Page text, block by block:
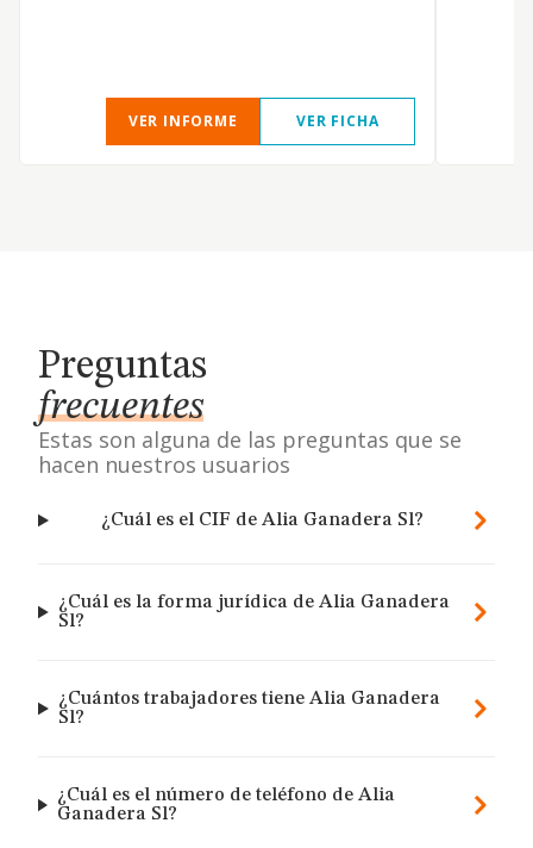
VER INFORME VER FICHA
Preguntas
frecuentes
Estas son alguna de las preguntas que se
hacen nuestros usuarios
¿Cuál es el CIF de Alia Ganadera Sl?
¿Cuál es la forma jurídica de Alia Ganadera
Sl?
¿Cuántos trabajadores tiene Alia Ganadera
Sl?
¿Cuál es el número de teléfono de Alia
Ganadera Sl?